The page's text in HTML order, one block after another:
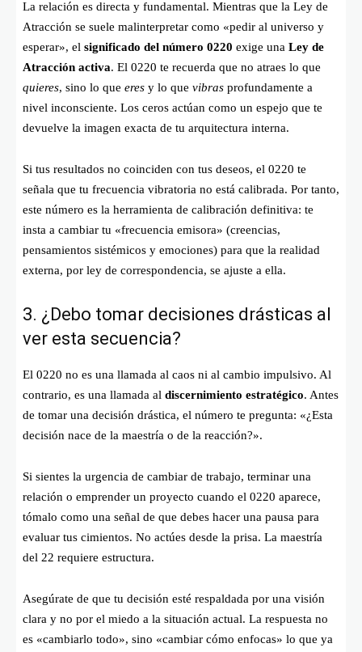
La relación es directa y fundamental. Mientras que la Ley de
Atracción se suele malinterpretar como «pedir al universo y
esperar», el significado del número 0220 exige una Ley de
Atracción activa. El 0220 te recuerda que no atraes lo que
quieres, sino lo que eres y lo que vibras profundamente a
nivel inconsciente. Los ceros actúan como un espejo que te
devuelve la imagen exacta de tu arquitectura interna.
Si tus resultados no coinciden con tus deseos, el 0220 te
señala que tu frecuencia vibratoria no está calibrada. Por tanto,
este número es la herramienta de calibración definitiva: te
insta a cambiar tu «frecuencia emisora» (creencias,
pensamientos sistémicos y emociones) para que la realidad
externa, por ley de correspondencia, se ajuste a ella.
3. ¿Debo tomar decisiones drásticas al
ver esta secuencia?
El 0220 no es una llamada al caos ni al cambio impulsivo. Al
contrario, es una llamada al discernimiento estratégico. Antes
de tomar una decisión drástica, el número te pregunta: «¿Esta
decisión nace de la maestría o de la reacción?».
Si sientes la urgencia de cambiar de trabajo, terminar una
relación o emprender un proyecto cuando el 0220 aparece,
tómalo como una señal de que debes hacer una pausa para
evaluar tus cimientos. No actúes desde la prisa. La maestría
del 22 requiere estructura.
Asegúrate de que tu decisión esté respaldada por una visión
clara y no por el miedo a la situación actual. La respuesta no
es «cambiarlo todo», sino «cambiar cómo enfocas» lo que ya